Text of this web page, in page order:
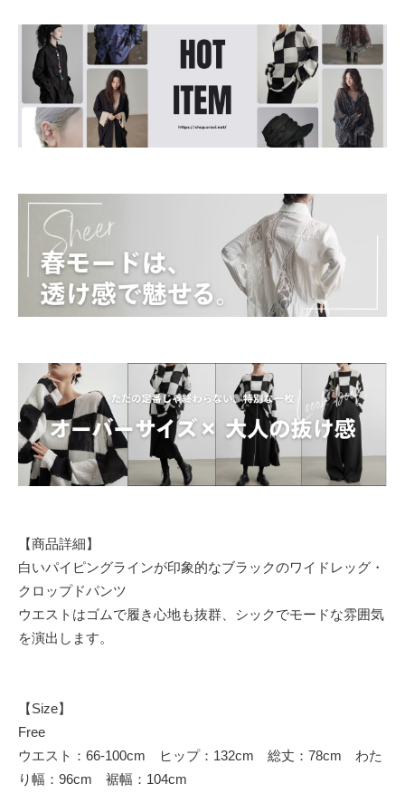
【商品詳細】
白いパイピングラインが印象的なブラックのワイドレッグ・
クロップドパンツ
ウエストはゴムで履き心地も抜群、シックでモードな雰囲気
を演出します。
【Size】
Free
ウエスト：66-100cm ヒップ：132cm 総丈：78cm わた
り幅：96cm 裾幅：104cm